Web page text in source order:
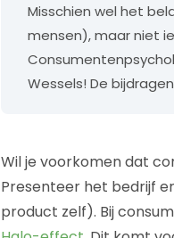
Misschien wel het
mensen), maar niet
Wessels! De
Wil je voorkomen dat
Presenteer het bedrijf
product zelf). Bij